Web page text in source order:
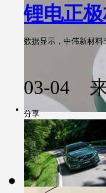
不再望“锂”兴叹 多氟
锂电正
数据显示，中伟新材料
03-04
分享